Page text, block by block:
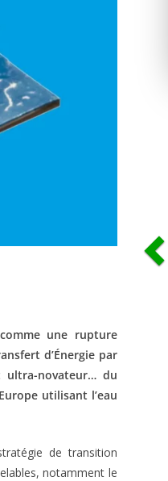
une rupture
d’Énergie par
ultra-novateur… du
utilisant l’eau
de transition
notamment le